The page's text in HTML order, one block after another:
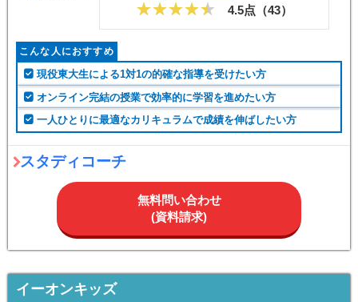
4.5点（43）
こんな人におすすめ
現役東大生による1対1の的確な指導を受けたい方
オンライン完結の授業で効率的に学習を進めたい方
一人ひとりに最適なカリキュラムで成績を伸ばしたい方
スタディコーチ
無料問い合わせ
(資料請求)
イーオンキッズ